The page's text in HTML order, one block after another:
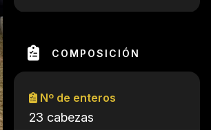
COMPOSICIÓN
Nº de enteros
23 cabezas